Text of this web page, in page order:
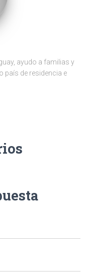
ayudo a familias y
país de residencia e